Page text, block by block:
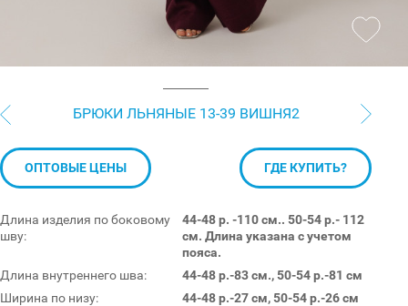
БРЮКИ ЛЬНЯНЫЕ 13-39 ВИШНЯ2
Длина изделия по боковому
шву:
44-48 р. -110 см.. 50-54 р.- 112
см. Длина указана с учетом
пояса.
Длина внутреннего шва:
44-48 р.-83 см., 50-54 р.-81 см
Ширина по низу:
44-48 р.-27 см, 50-54 р.-26 см
ОПТОВЫЕ ЦЕНЫ ГДЕ КУПИТЬ?